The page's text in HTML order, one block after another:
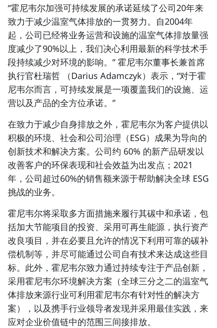
“霍尼韦尔加强可持续发展的承诺延续了公司20年来
致力于减少温室气体排放的一贯努力。自2004年
起，公司已经将业务运营和设施的温室气体排放量强
度减少了90%以上，我们决心利用最新的科学技术手
段持续减少对环境的影响。” 霍尼韦尔董事长兼首席
执行官杜瑞哲 （Darius Adamczyk）表示，“对于霍
尼韦尔而言，可持续发展是一项覆盖我们的设施、运
营以及产品的全方位承诺。”
在致力于减少自身排放之外，霍尼韦尔为客户提供以
积极的环境、社会和公司治理（ESG）成果为导向的
创新技术和解决方案。公司约 60% 的新产品研发以
改善客户的环保表现和社会效益为出发点；2021
年，公司超过60%的销售额来源于帮助解决全球 ESG
挑战的业务。
霍尼韦尔将采取多方面措施来履行其碳中和承诺，包
括加大节能项目的投资、采用可再生能源，执行资产
改良项目，并在必要且允许的情况下利用可靠的碳补
偿机制等，并尽可能通过公司自有技术来达成这些目
标。此外，霍尼韦尔致力通过持续专注于产品创新，
采用霍尼韦尔环境解决方案（全球三分之二的温室气
体排放来源行业可利用霍尼韦尔有针对性的解决方
案），以及携手行业领导者发现并采用最佳实践，来
应对企业价值链中的范围三间接排放。